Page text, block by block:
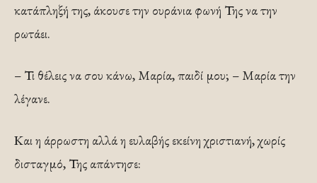
κατάπληξή της, άκουσε την ουράνια φωνή Της να την
ρωτάει.
– Τι θέλεις να σου κάνω, Μαρία, παιδί μου; – Μαρία την
λέγανε.
Και η άρρωστη αλλά η ευλαβής εκείνη χριστιανή, χωρίς
δισταγμό, Της απάντησε: